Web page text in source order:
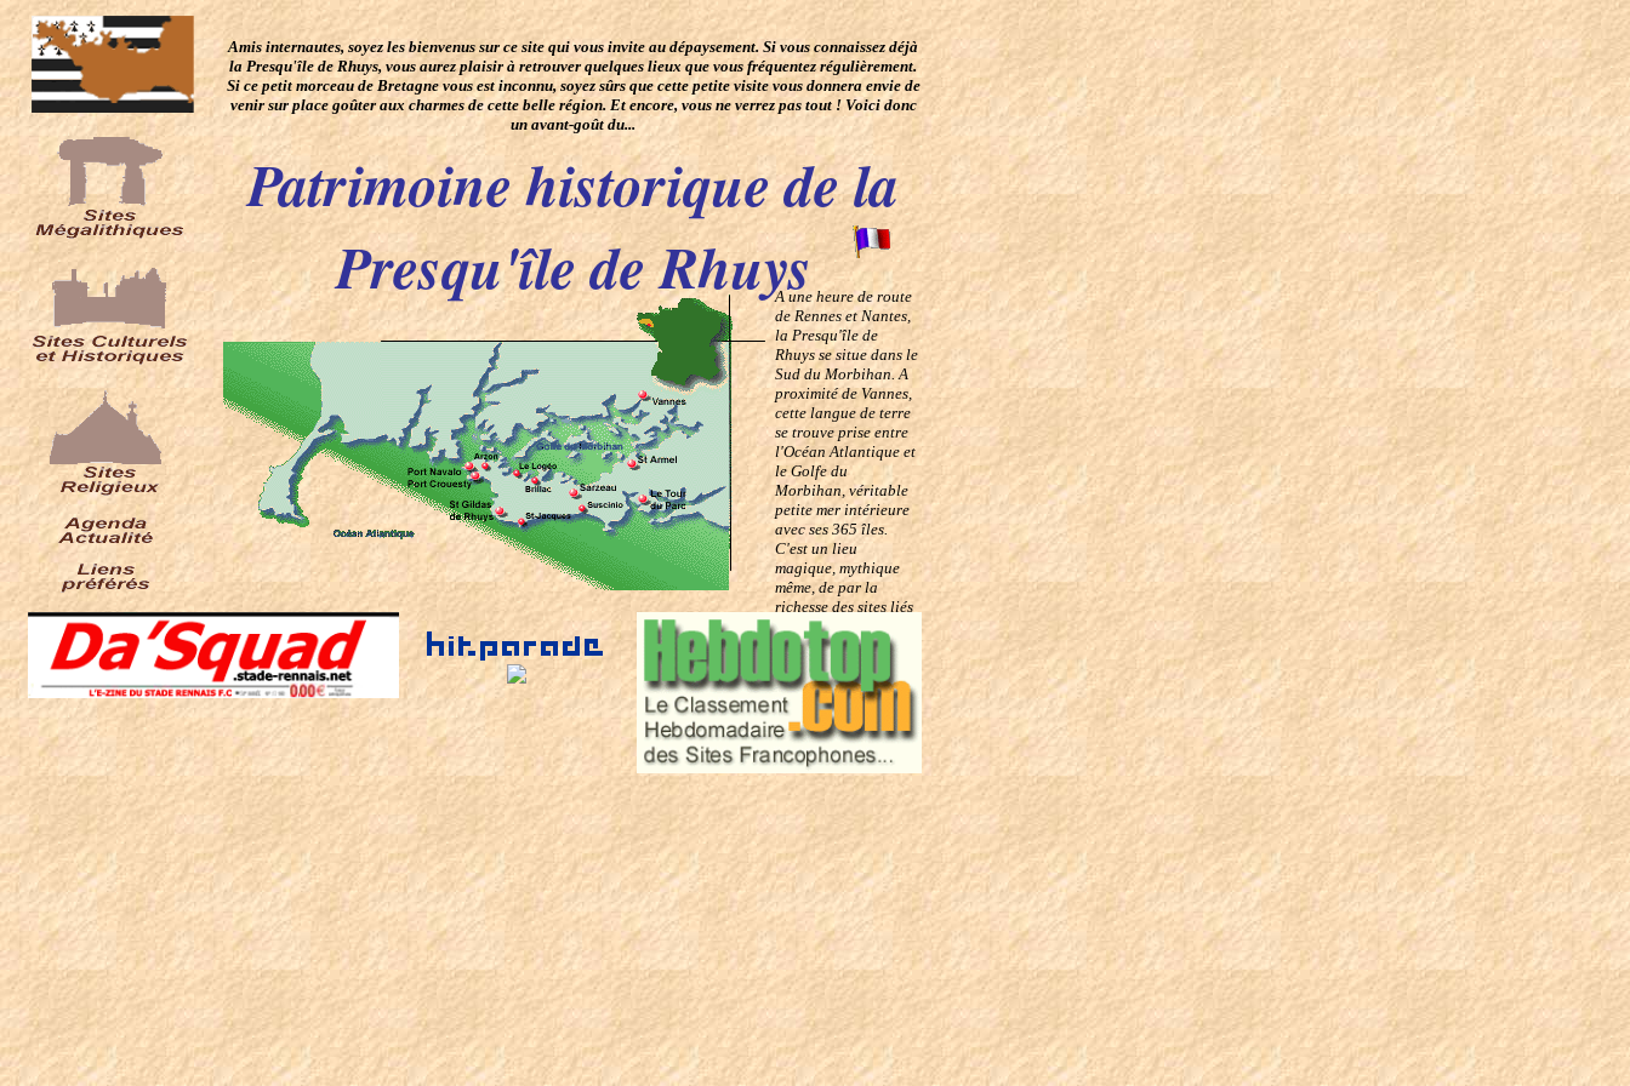
Amis internautes, soyez les bienvenus sur ce site qui vous invite au dépaysement. Si vous connaissez déjà
la Presqu'île de Rhuys, vous aurez plaisir à retrouver quelques lieux que vous fréquentez régulièrement.
Si ce petit morceau de Bretagne vous est inconnu, soyez sûrs que cette petite visite vous donnera envie de
venir sur place goûter aux charmes de cette belle région. Et encore, vous ne verrez pas tout ! Voici donc
un avant-goût du...
Patrimoine historique de la
Presqu'île de RhuysA une heure de route
de Rennes et Nantes,
la Presqu'île de
Rhuys se situe dans le
Sud du Morbihan. A
proximité de Vannes,
cette langue de terre
se trouve prise entre
l'Océan Atlantique et
le Golfe du
Morbihan, véritable
petite mer intérieure
avec ses 365 îles.
C'est un lieu
magique, mythique
même, de par la
richesse des sites liés
à l'Histoire.